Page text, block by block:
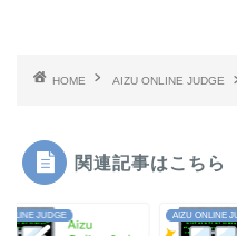
HOME AIZU ONLINE JUDGE
関連記事はこちら
ONLINE JUDGE AIZU ONLINE